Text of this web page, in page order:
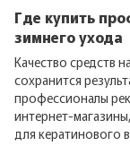
Где купить
зимнего ухода
Качество средств
сохранится
профессионалы
интернет-
для кератинового